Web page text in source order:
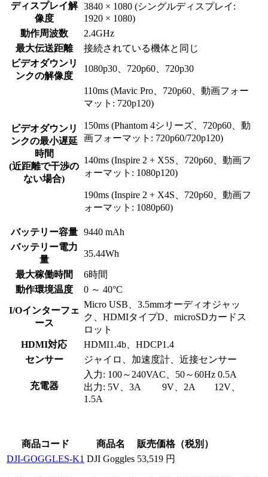
ディスプレイ解
像度
3840 × 1080 (シングルディスプレイ:
1920 × 1080)
動作周波数
2.4GHz
最大伝送距離
接続されている機体と同じ
ビデオダウンリ
ンクの解像度
1080p30、720p60、720p30
ビデオダウンリ
ンクの最小遅延
時間
(近距離で干渉の
ない場合)
110ms (Mavic Pro、720p60、動画フォー
マット: 720p120)
150ms (Phantom 4シリーズ、720p60、動
画フォーマット: 720p60/720p120)
140ms (Inspire 2 + X5S、720p60、動画フ
ォーマット: 1080p120)
190ms (Inspire 2 + X4S、720p60、動画フ
ォーマット: 1080p60)
バッテリー容量
9440 mAh
バッテリー電力
量
35.44Wh
最大稼働時間
6時間
動作環境温度
0 ～ 40°C
I/Oインターフェ
ース
Micro USB、3.5mmオーディオジャッ
ク、HDMIタイプD、microSDカードス
ロット
HDMI対応
HDMI1.4b、HDCP1.4
センサー
ジャイロ、加速度計、近接センサー
充電器
入力: 100～240VAC、50～60Hz 0.5A
出力: 5V、3A 9V、2A 12V、
1.5A
商品コード 商品名
販売価格（税別）
DJI-GOGGLES-K1 DJI Goggles 53,519 円